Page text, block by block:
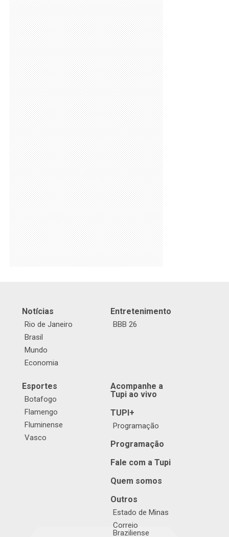
Notícias
Rio de Janeiro
Brasil
Mundo
Economia
Entretenimento
BBB 26
Esportes
Botafogo
Flamengo
Fluminense
Vasco
Acompanhe a
Tupi ao vivo
TUPI+
Programação
Programação
Fale com a Tupi
Quem somos
Outros
Estado de Minas
Correio
Braziliense